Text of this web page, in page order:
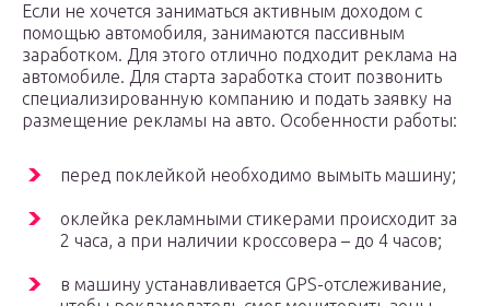
Если не хочется заниматься активным доходом с
помощью автомобиля, занимаются пассивным
заработком. Для этого отлично подходит реклама на
автомобиле. Для старта заработка стоит позвонить
специализированную компанию и подать заявку на
размещение рекламы на авто. Особенности работы:
перед поклейкой необходимо вымыть машину;
оклейка рекламными стикерами происходит за
2 часа, а при наличии кроссовера – до 4 часов;
в машину устанавливается GPS-отслеживание,